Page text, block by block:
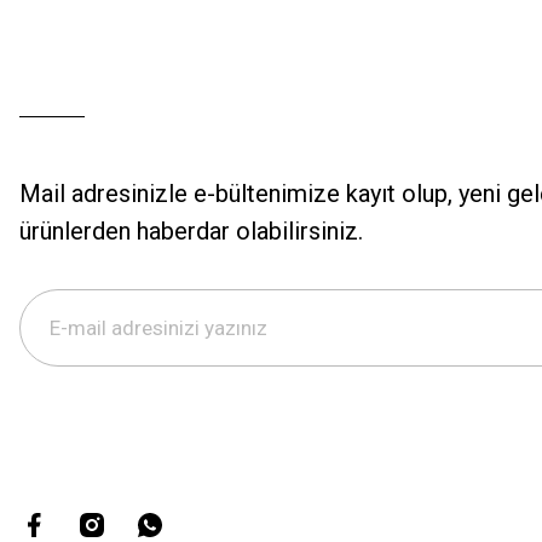
Mail adresinizle e-bültenimize kayıt olup, yeni
ürünlerden haberdar olabilirsiniz.